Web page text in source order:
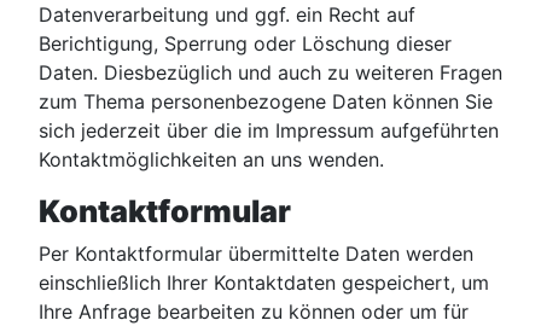
Datenverarbeitung und ggf. ein Recht auf
Berichtigung, Sperrung oder Löschung dieser
Daten. Diesbezüglich und auch zu weiteren Fragen
zum Thema personenbezogene Daten können Sie
sich jederzeit über die im Impressum aufgeführten
Kontaktmöglichkeiten an uns wenden.
Kontaktformular
Per Kontaktformular übermittelte Daten werden
einschließlich Ihrer Kontaktdaten gespeichert, um
Ihre Anfrage bearbeiten zu können oder um für